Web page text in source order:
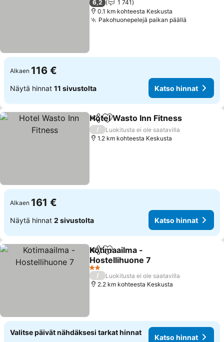
6,2
1 741
0.1 km kohteesta Keskusta
Pakohuonepelejä paikan päällä
Alkaen 116 €
Näytä hinnat 11 sivustolta Katso hinnat
Jaa Lisää suosikkeihin
Hotel Wasto Inn Fitness
/
Luokitusta ei ole saatavilla
1.2 km kohteesta Keskusta
Alkaen 161 €
Näytä hinnat 2 sivustolta Katso hinnat
Jaa Lisää suosikkeihin
Kotimaailma -
Hostellihuone 7
2 Tähtiluokitus
/
Luokitusta ei ole saatavilla
2.2 km kohteesta Keskusta
Valitse päivät nähdäksesi tarkat hinnat
Katso hinnat